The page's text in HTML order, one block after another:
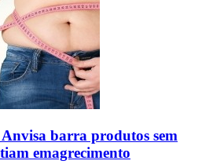
barra produtos sem
emagrecimento